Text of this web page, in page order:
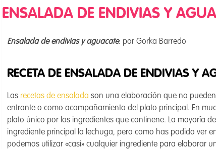
ENSALADA DE ENDIVIAS Y
Ensalada de endivias y aguacate: por Gorka Barredo
RECETA DE ENSALADA DE ENDIVIAS Y
Las recetas de ensalada son una elaboración que no
entrante o como acompañamiento del plato principal. En
plato único por los ingredientes que continene. La mayoría
ingrediente principal la lechuga, pero como has podido ver
podemos utilizar «casi» cualquier ingrediente para elaborar